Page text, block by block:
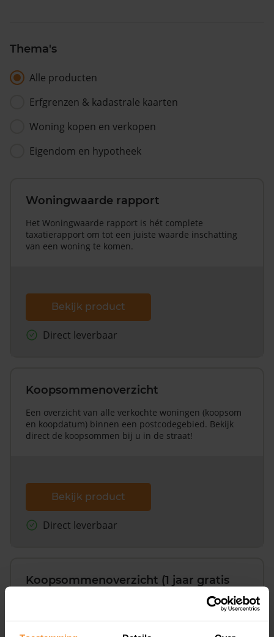
Thema's
Alle producten
Erfgrenzen & kadastrale kaarten
Woning kopen en verkopen
Eigendom en hypotheek
Woningwaarde rapport
Het Woningwaarde rapport is hét complete
taxatierapport om tot een juiste waarde inschatting
van een woning te komen.
Bekijk product
Direct leverbaar
Koopsommenoverzicht
Een overzicht van alle verkochte woningen (koopsom
en koopdatum) binnen een postcodegebied. Bekijk
direct de koopsommen bij u in de straat!
Bekijk product
Direct leverbaar
Koopsommenoverzicht (1 jaar gratis